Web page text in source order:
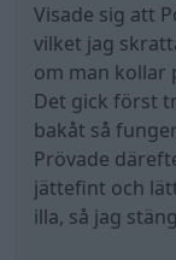
Visade sig att
vilket jag
om man kollar
Det gick först
bakåt så
Prövade
jättefint och
illa, så jag